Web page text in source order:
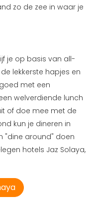
zo de zee in waar je
je op basis van all-
lekkerste hapjes en
met een
welverdiende lunch
of doe mee met de
kun je dineren in
"dine around" doen
hotels Jaz Solaya,